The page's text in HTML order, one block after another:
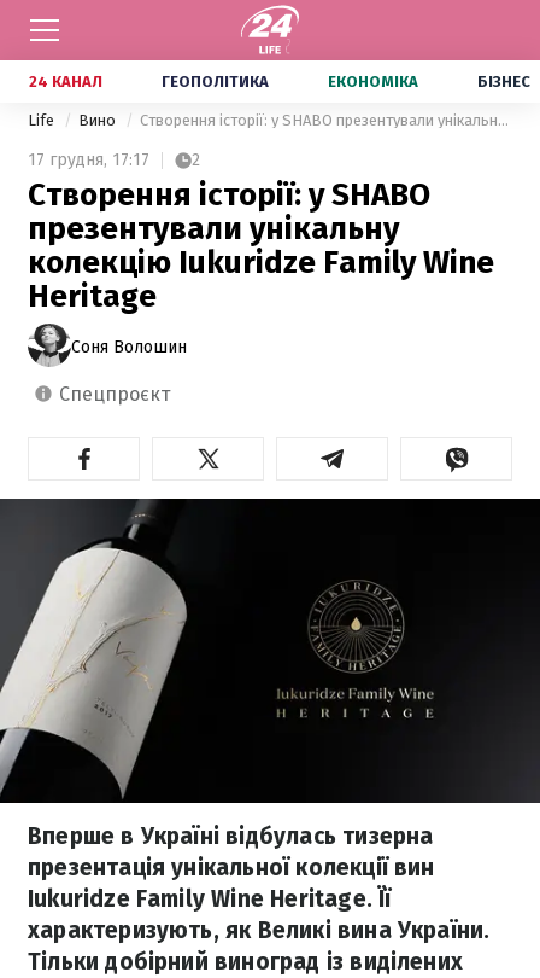
24 КАНАЛ ГЕОПОЛІТИКА ЕКОНОМІКА БІЗНЕС
Life Вино Створення історії: у SHABO презентували унікальну колекцію Iukuridze Family Wine Heritage
17 грудня, 17:17 2
Створення історії: у SHABO
презентували унікальну
колекцію Iukuridze Family Wine
Heritage
Соня Волошин
спецпроєкт
Вперше в Україні відбулась тизерна
презентація унікальної колекції вин
Iukuridze Family Wine Heritage. Її
характеризують, як Великі вина України.
Тільки добірний виноград із виділених